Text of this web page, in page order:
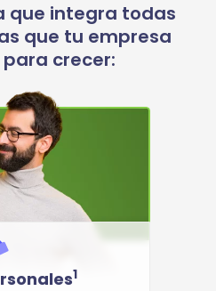
que integra todas
que tu empresa
crecer:
1